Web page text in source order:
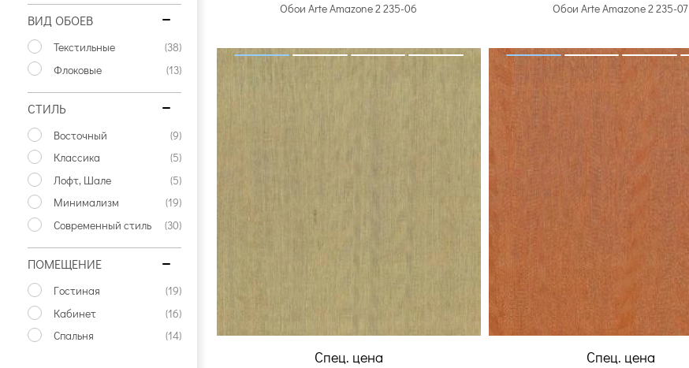
ВИД ОБОЕВ
Текстильные
(38)
Флоковые
(13)
СТИЛЬ
Восточный
(9)
Классика
(5)
Лофт, Шале
(5)
Минимализм
(19)
Современный стиль
(30)
ПОМЕЩЕНИЕ
Гостиная
(19)
Кабинет
(16)
Спальня
(14)
Обои Arte Amazone 2 235-06
Спец. цена
Обои Arte Amazone 2 235-07
Спец. цена